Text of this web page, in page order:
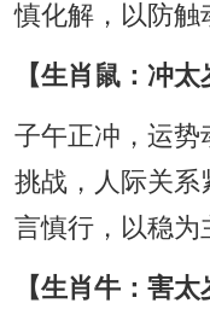
慎化解，以防触
【生肖鼠：冲太
子午正冲，运势
挑战，人际关系
言慎行，以稳为
【生肖牛：害太